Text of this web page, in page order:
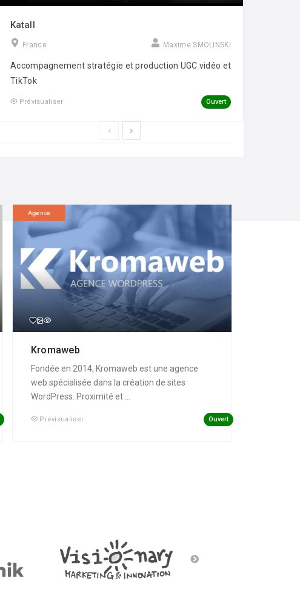
Katall
France Maxime SMOLINSKI
Accompagnement stratégie et production UGC vidéo et
TikTok
Prévisualiser Ouvert
Agence
Kromaweb
Fondée en 2014, Kromaweb est une agence
web spécialisée dans la création de sites
WordPress. Proximité et ...
Prévisualiser Ouvert